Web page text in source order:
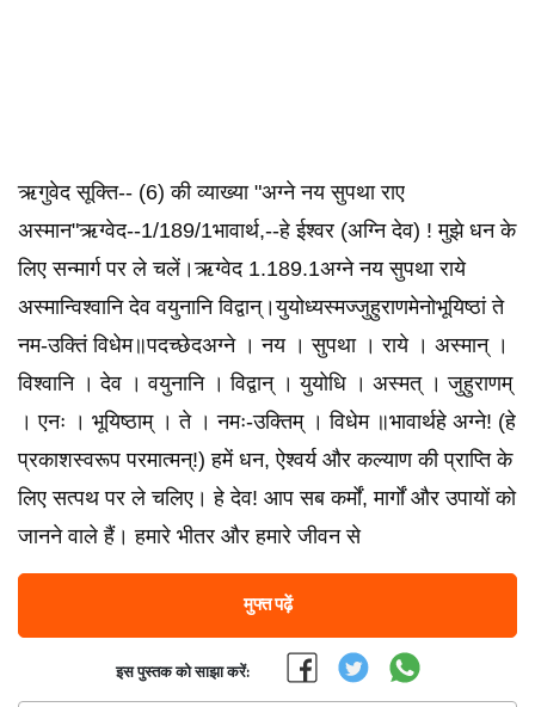
ऋगुवेद सूक्ति-- (6) की व्याख्या "अग्ने नय सुपथा राए
अस्मान"ऋग्वेद--1/189/1भावार्थ,--हे ईश्वर (अग्नि देव) ! मुझे धन के
लिए सन्मार्ग पर ले चलें।ऋग्वेद 1.189.1अग्ने नय सुपथा राये
अस्मान्विश्वानि देव वयुनानि विद्वान्।युयोध्यस्मज्जुहुराणमेनोभूयिष्ठां ते
नम-उक्तिं विधेम॥पदच्छेदअग्ने । नय । सुपथा । राये । अस्मान् ।
विश्वानि । देव । वयुनानि । विद्वान् । युयोधि । अस्मत् । जुहुराणम्
। एनः । भूयिष्ठाम् । ते । नमः-उक्तिम् । विधेम ॥भावार्थहे अग्ने! (हे
प्रकाशस्वरूप परमात्मन्!) हमें धन, ऐश्वर्य और कल्याण की प्राप्ति के
लिए सत्पथ पर ले चलिए। हे देव! आप सब कर्मों, मार्गों और उपायों को
जानने वाले हैं। हमारे भीतर और हमारे जीवन से
मुफ्त पढ़ें
इस पुस्तक को साझा करें: